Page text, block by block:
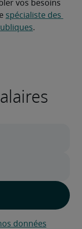
vos besoins
spécialiste des
.
données